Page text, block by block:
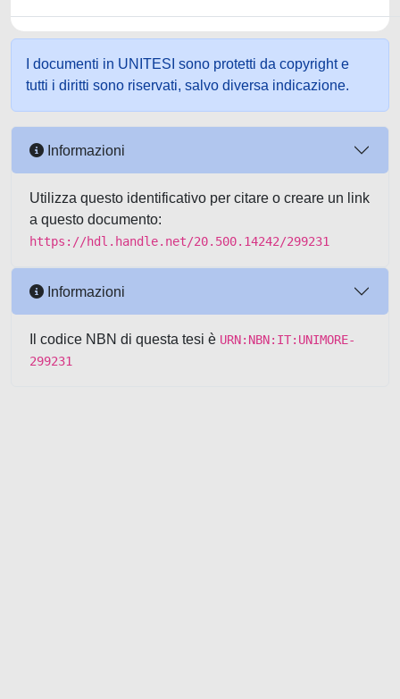
I documenti in UNITESI sono protetti da copyright e
tutti i diritti sono riservati, salvo diversa indicazione.
Informazioni
Utilizza questo identificativo per citare o creare un link
a questo documento:
https://hdl.handle.net/20.500.14242/299231
Informazioni
Il codice NBN di questa tesi è URN:NBN:IT:UNIMORE-
299231